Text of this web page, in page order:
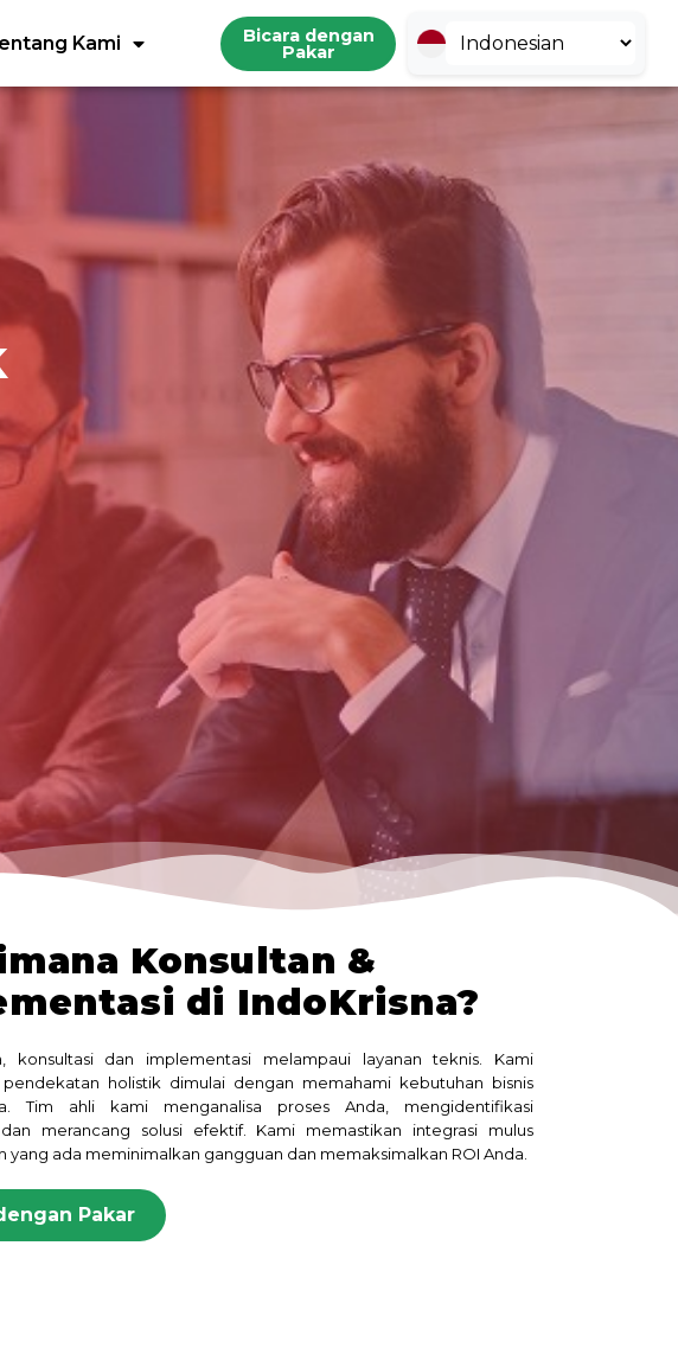
Kami Bicara dengan
Pakar
Konsultan &
di IndoKrisna?
konsultasi dan implementasi melampaui layanan teknis. Kami
holistik dimulai dengan memahami kebutuhan bisnis
Tim ahli kami menganalisa proses Anda, mengidentifikasi
merancang solusi efektif. Kami memastikan integrasi mulus
yang ada meminimalkan gangguan dan memaksimalkan ROI Anda.
Pakar